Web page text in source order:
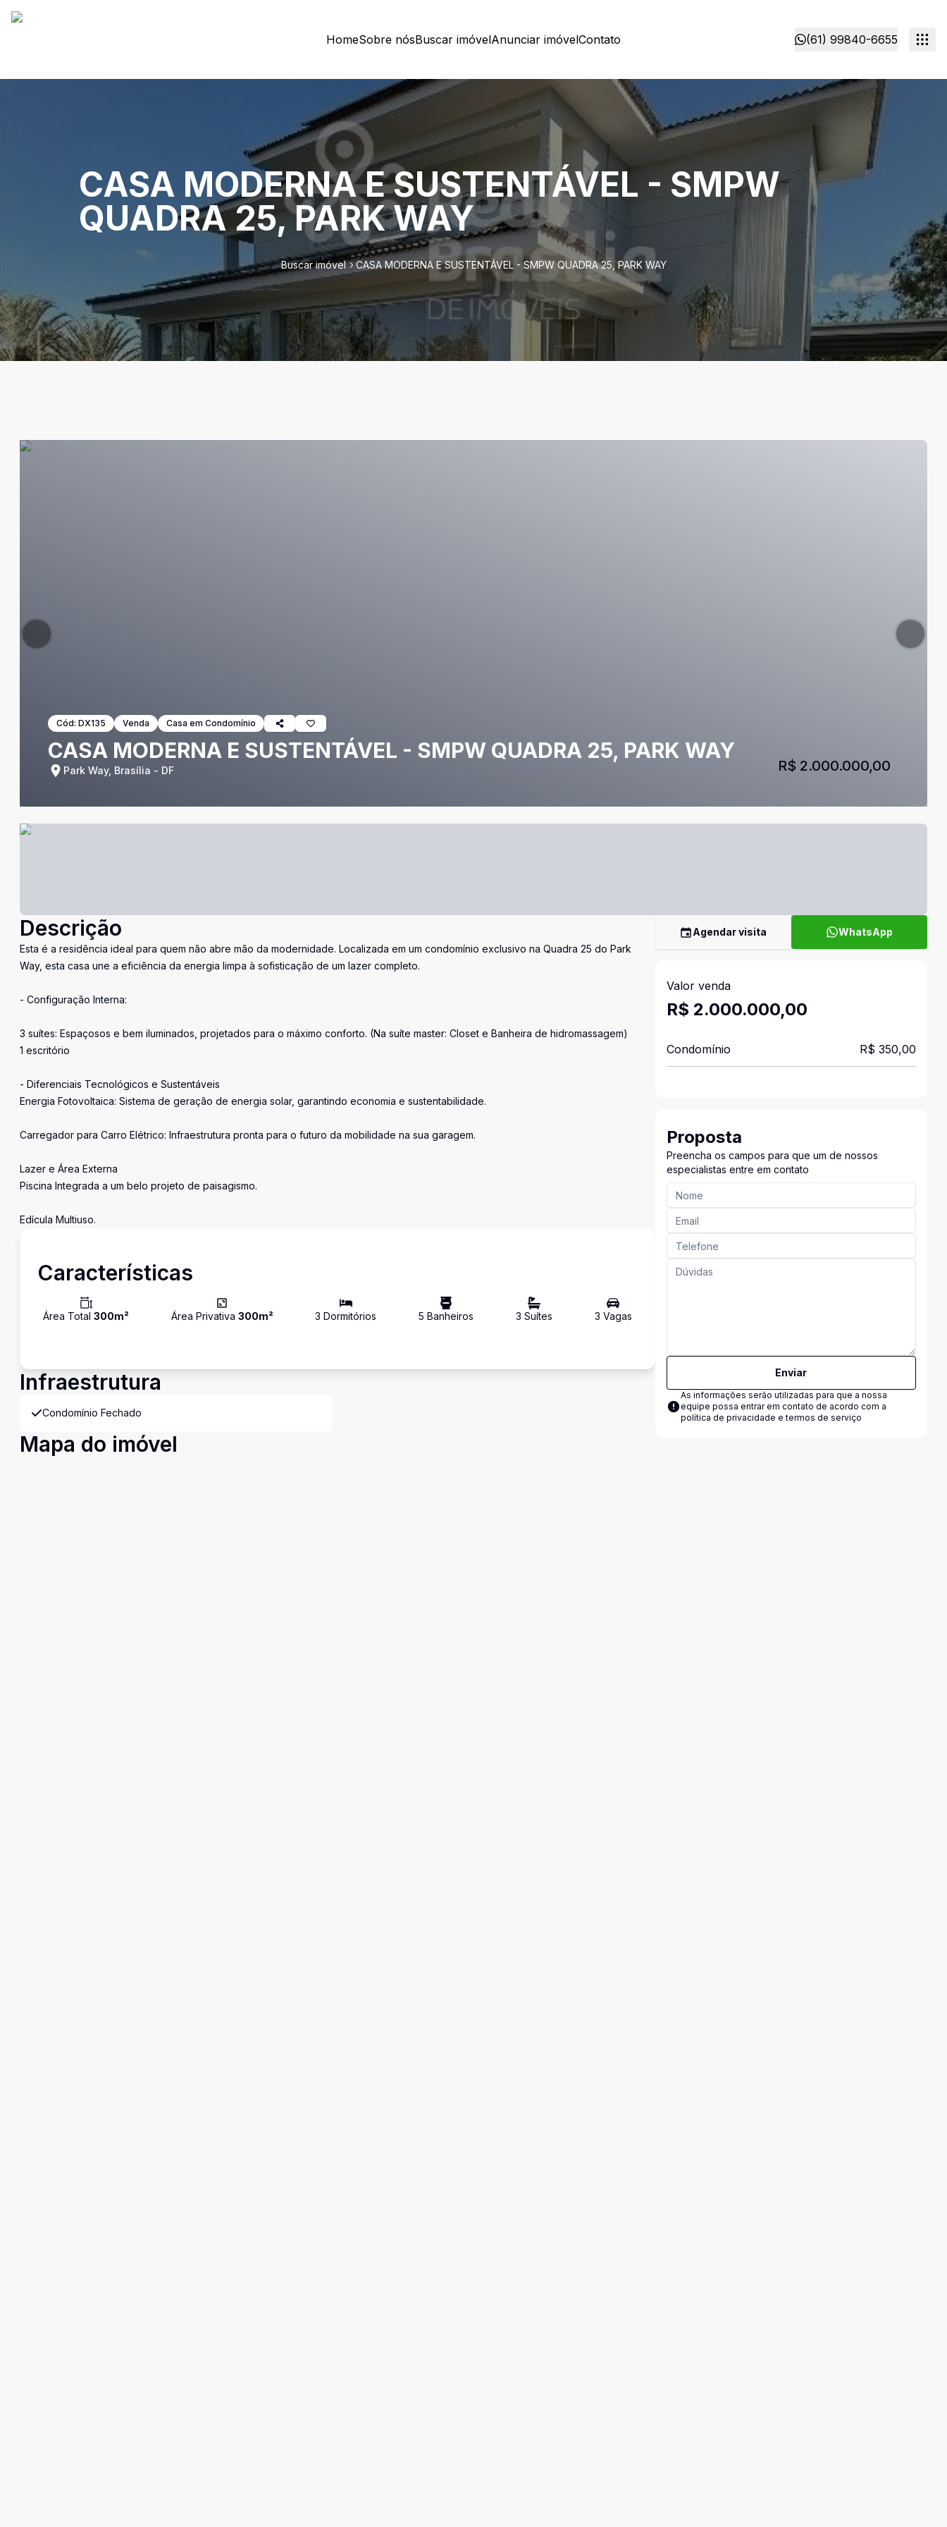
HomeSobre nósBuscar imóvelAnunciar imóvelContato (61) 99840-6655
CASA MODERNA E SUSTENTÁVEL - SMPW
QUADRA 25, PARK WAY
Buscar imóvel CASA MODERNA E SUSTENTÁVEL - SMPW QUADRA 25, PARK WAY
Cód: DX135 Venda Casa em Condomínio
CASA MODERNA E SUSTENTÁVEL - SMPW QUADRA 25, PARK WAY
Park Way, Brasília - DF R$ 2.000.000,00
Descrição
Esta é a residência ideal para quem não abre mão da modernidade. Localizada em um condomínio exclusivo na Quadra 25 do Park
Way, esta casa une a eficiência da energia limpa à sofisticação de um lazer completo.
- Configuração Interna:
3 suítes: Espaçosos e bem iluminados, projetados para o máximo conforto. (Na suíte master: Closet e Banheira de hidromassagem)
1 escritório
- Diferenciais Tecnológicos e Sustentáveis
Energia Fotovoltaica: Sistema de geração de energia solar, garantindo economia e sustentabilidade.
Carregador para Carro Elétrico: Infraestrutura pronta para o futuro da mobilidade na sua garagem.
Lazer e Área Externa
Piscina Integrada a um belo projeto de paisagismo.
Edícula Multiuso.
Características
Área Total 300m² Área Privativa 300m² 3 Dormitórios 5 Banheiros 3 Suítes 3 Vagas
Infraestrutura
Condomínio Fechado
Mapa do imóvel
Agendar visita WhatsApp
Valor venda
R$ 2.000.000,00
Condomínio R$ 350,00
Proposta
Preencha os campos para que um de nossos
especialistas entre em contato
Enviar
As informações serão utilizadas para que a nossa
equipe possa entrar em contato de acordo com a
política de privacidade e termos de serviço